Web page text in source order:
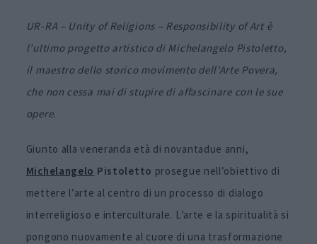
UR-RA – Unity of Religions – Responsibility of Artè
l’ultimo progetto artistico di Michelangelo Pistoletto,
il maestro dello storico movimento dell’Arte Povera,
che non cessa mai di stupire di affascinare con le sue
opere.
Giunto alla veneranda età di novantadue anni,
Michelangelo Pistoletto prosegue nell’obiettivo di
mettere l’arte al centro di un processo di dialogo
interreligioso e interculturale. L’arte e la spiritualità si
pongono nuovamente al cuore di una trasformazione